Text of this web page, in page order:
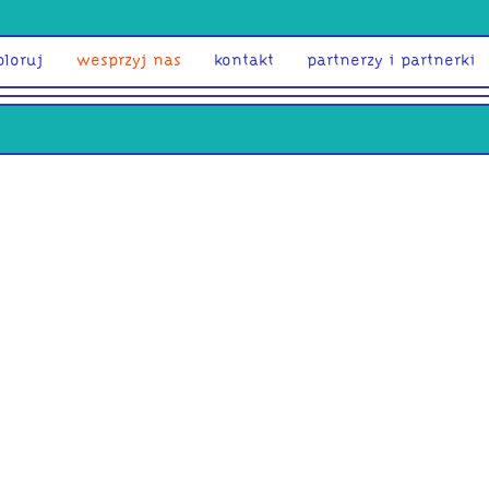
wesprzyj nas kontakt partnerzy i partnerki